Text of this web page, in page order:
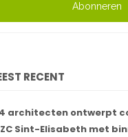
Abonneren
RECENT
architecten ontwerpt
Sint-Elisabeth met